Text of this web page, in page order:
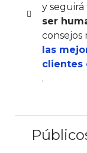
y
ser
consejos
las
clientes
.